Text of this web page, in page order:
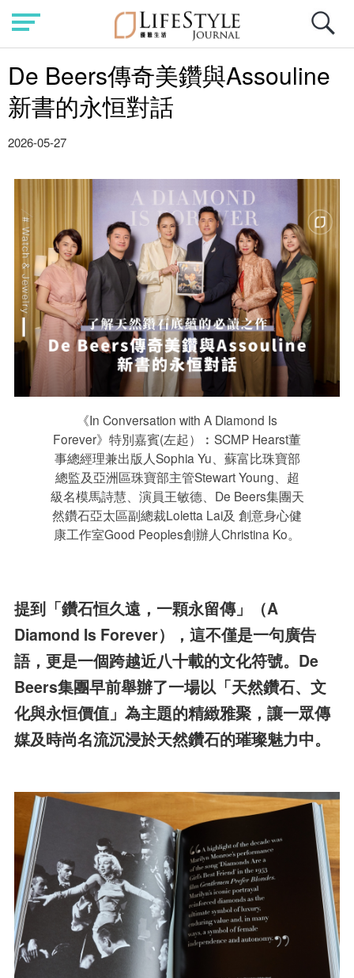
De Beers傳奇美鑽與Assouline
新書的永恒對話
2026-05-27
《In Conversation with A Diamond Is
Forever》特別嘉賓(左起）︰SCMP Hearst董
事總經理兼出版人Sophia Yu、蘇富比珠寶部
總監及亞洲區珠寶部主管Stewart Young、超
級名模馬詩慧、演員王敏德、De Beers集團天
然鑽石亞太區副總裁Loletta Lai及 創意身心健
康工作室Good Peoples創辦人Christina Ko。
提到「鑽石恒久遠，一顆永留傳」（A
Diamond Is Forever），這不僅是一句廣告
語，更是一個跨越近八十載的文化符號。De
Beers集團早前舉辦了一場以「天然鑽石、文
化與永恒價值」為主題的精緻雅聚，讓一眾傳
媒及時尚名流沉浸於天然鑽石的璀璨魅力中。